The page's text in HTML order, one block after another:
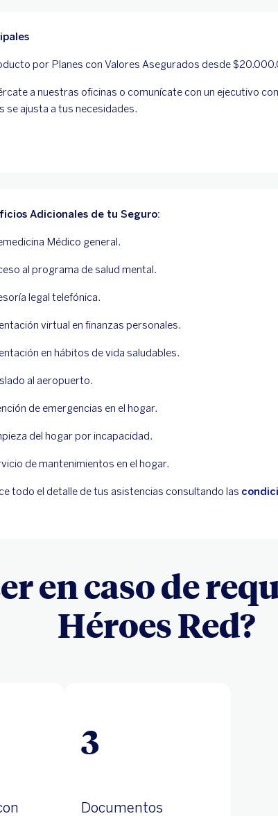
por Planes con Valores Asegurados desde
a nuestras oficinas o comunícate con un ejecutivo
se ajusta a tus necesidades.
Adicionales de tu Seguro:
Médico general.
al programa de salud mental.
legal telefónica.
virtual en finanzas personales.
en hábitos de vida saludables.
al aeropuerto.
de emergencias en el hogar.
del hogar por incapacidad.
de mantenimientos en el hogar.
todo el detalle de tus asistencias consultando las
en caso de
Héroes Red?
3
Documentos